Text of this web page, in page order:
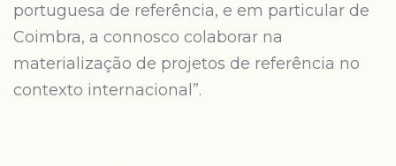
portuguesa de referência, e em particular de
Coimbra, a connosco colaborar na
materialização de projetos de referência no
contexto internacional”.